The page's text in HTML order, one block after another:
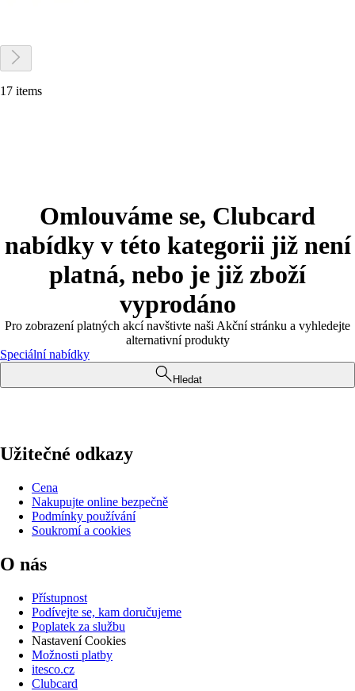
17 items
Omlouváme se, Clubcard
nabídky v této kategorii již není
platná, nebo je již zboží
vyprodáno
Pro zobrazení platných akcí navštivte naši Akční stránku a vyhledejte
alternativní produkty
Speciální nabídky
Hledat
Užitečné odkazy
Cena
Nakupujte online bezpečně
Podmínky používání
Soukromí a cookies
O nás
Přístupnost
Podívejte se, kam doručujeme
Poplatek za službu
Nastavení Cookies
Možnosti platby
itesco.cz
Clubcard